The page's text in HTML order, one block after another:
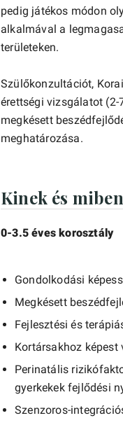
pedig játékos módon
alkalmával a
területeken.
Szülőkonzultációt,
érettségi vizsgálatot (2-
megkésett
meghatározása.
Kinek és
0-3.5 éves korosztály
Gondolkodási
Megkésett
Fejlesztési és
Kortársakhoz
Perinatális
gyerkekek fejlődési
Szenzoros-